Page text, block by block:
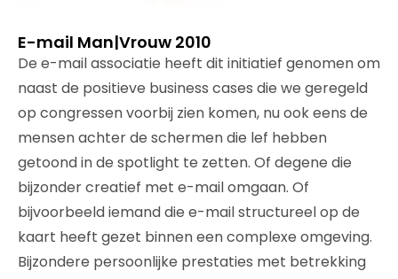
E-mail Man|Vrouw 2010
De e-mail associatie heeft dit initiatief genomen om
naast de positieve business cases die we geregeld
op congressen voorbij zien komen, nu ook eens de
mensen achter de schermen die lef hebben
getoond in de spotlight te zetten. Of degene die
bijzonder creatief met e-mail omgaan. Of
bijvoorbeeld iemand die e-mail structureel op de
kaart heeft gezet binnen een complexe omgeving.
Bijzondere persoonlijke prestaties met betrekking